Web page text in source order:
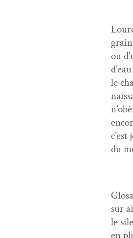
ou
d’eau
le
c’est
du
sur
le
en